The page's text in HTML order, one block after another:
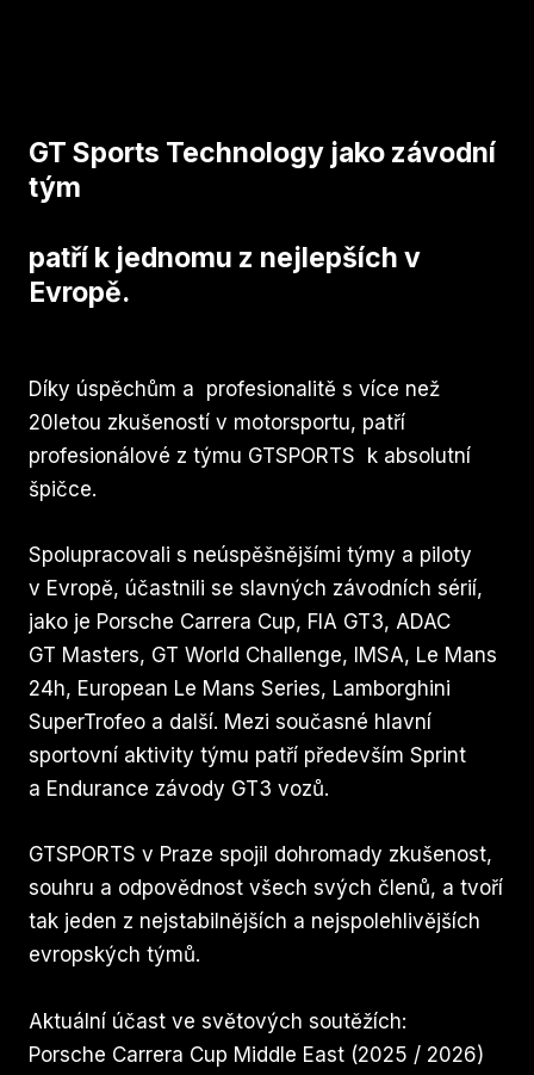
GT Sports Technology jako závodní
tým
patří k jednomu z nejlepších v
Evropě.
Díky úspěchům a profesionalitě s více než
20letou zkušeností v motorsportu, patří
profesionálové z týmu GTSPORTS k absolutní
špičce.
Spolupracovali s neúspěšnějšími týmy a piloty
v Evropě, účastnili se slavných závodních sérií,
jako je Porsche Carrera Cup, FIA GT3, ADAC
GT Masters, GT World Challenge, IMSA, Le Mans
24h, European Le Mans Series, Lamborghini
SuperTrofeo a další. Mezi současné hlavní
sportovní aktivity týmu patří především Sprint
a Endurance závody GT3 vozů.
GTSPORTS v Praze spojil dohromady zkušenost,
souhru a odpovědnost všech svých členů, a tvoří
tak jeden z nejstabilnějších a nejspolehlivějších
evropských týmů.
Aktuální účast ve světových soutěžích:
Porsche Carrera Cup Middle East (2025 / 2026)